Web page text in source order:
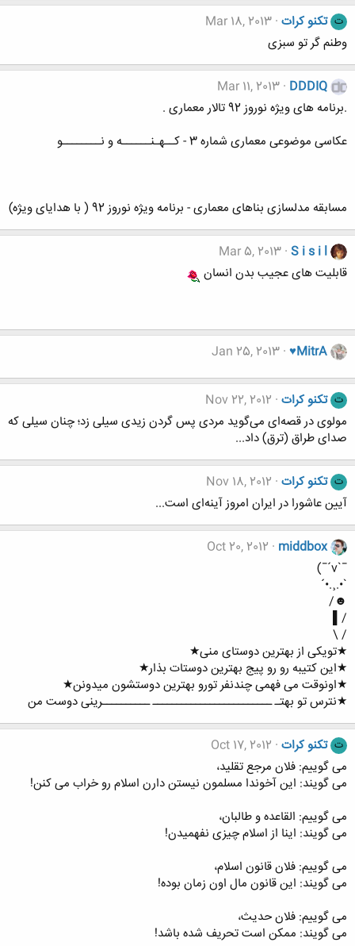
ت تکنو کرات Mar 18, 2013
وطنم گر تو سبزی
DDDIQ
Mar 11, 2013
.برنامه های ویژه نوروز 92 تالار معماری .
عکاسی موضوعی معماری شماره 3 - کــهـنــــــه و نــــــــو
مسابقه مدلسازی بناهای معماری - برنامه ویژه نوروز 92 ( با هدایای ویژه)
S i s i l
Mar 5, 2013
قابلیت های عجیب بدن انسان
♥MitrA
Jan 25, 2013
ت تکنو کرات Nov 22, 2012
مولوی در قصه‌ای می‌گوید مردی پس گردن زیدی سیلی زد؛ چنان سیلی که
صدای طراق (ترق) داد...
ت تکنو کرات Nov 18, 2012
آیین عاشورا در ایران امروز آینه‌ای است...
middbox
Oct 20, 2012
¯`v´¯)
`•.¸.•´
☻/
/▌
/ \
★تویکی از بهترین دوستای منی★
★این کتیبه رو رو پیج بهترین دوستات بذار★
★اونوقت می فهمی چندنفر تورو بهترین دوستشون میدونن★
★نترس تو بهتـ ـــــــــــــــــــــــــ ــــــــــرینی دوست من
ت تکنو کرات Oct 17, 2012
می گوییم: فلان مرجع تقلید،
می گویند: این آخوندا مسلمون نیستن دارن اسلام رو خراب می کنن!
می گوییم: القاعده و طالبان،
می گویند: اینا از اسلام چیزی نفهمیدن!
می گوییم: فلان قانون اسلام،
می گویند: این قانون مال اون زمان بوده!
می گوییم: فلان حدیث،
می گویند: ممکن است تحریف شده باشد!